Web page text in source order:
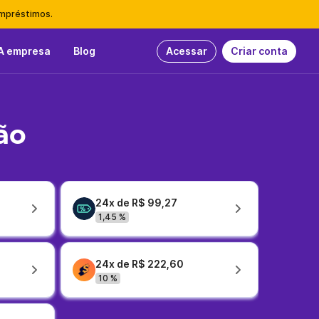
empresa Blog Acessar Criar conta
24x de R$ 99,27
1,45 %
24x de R$ 222,60
10 %